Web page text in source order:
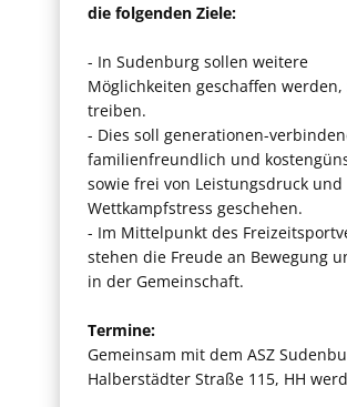
die folgenden Ziele:
- In Sudenburg sollen weitere
Möglichkeiten geschaffen werden,
treiben.
- Dies soll generationen-
familienfreundlich und
sowie frei von Leistungsdruck und
Wettkampfstress geschehen.
- Im Mittelpunkt des
stehen die Freude an Bewegung
in der Gemeinschaft.
Termine:
Gemeinsam mit dem ASZ
Halberstädter Straße 115, HH